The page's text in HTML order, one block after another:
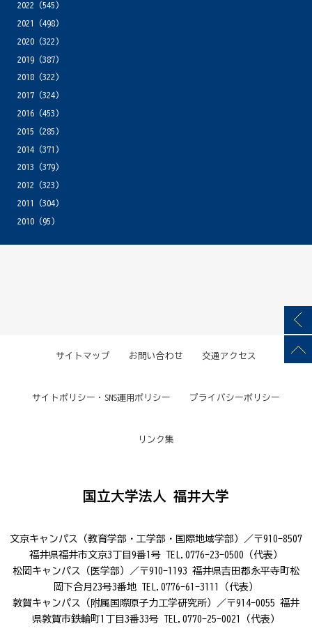
2022 (545)
2021
(498)
2020(322)
2019(387)
2018(322)
2017(324)
2016(453)
2015 (285)
2014(371)
2013 (379)
2012 (323)
2011
(304)
2010(95)
サイトマップ お問い合わせ 交通アクセス
サイトポリシー・SNS運用ポリシー プライバシーポリシー
リンク集
国立大学法人 福井大学
文京キャンパス（教育学部・工学部・国際地域学部）／〒910-8507
福井県福井市文京3丁目9番1号 TEL.0776-23-0500（代表）
松岡キャンパス（医学部）／〒910-1193 福井県吉田郡永平寺町松
岡下合月23号3番地 TEL.0776-61-3111（代表）
敦賀キャンパス（附属国際原子力工学研究所）／〒914-0055 福井
県敦賀市鉄輪町1丁目3番33号 TEL.0770-25-0021（代表）